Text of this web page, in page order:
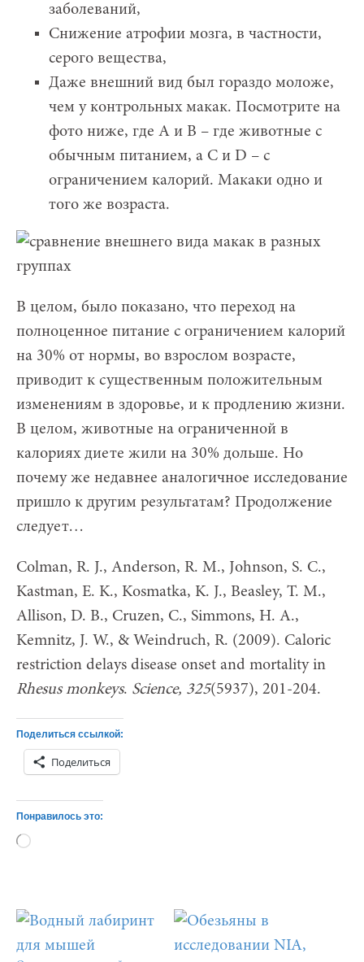
заболеваний,
Снижение атрофии мозга, в частности,
серого вещества,
Даже внешний вид был гораздо моложе,
чем у контрольных макак. Посмотрите на
фото ниже, где A и B – где животные с
обычным питанием, а C и D – с
ограничением калорий. Макаки одно и
того же возраста.
В целом, было показано, что переход на
полноценное питание с ограничением калорий
на 30% от нормы, во взрослом возрасте,
приводит к существенным положительным
изменениям в здоровье, и к продлению жизни.
В целом, животные на ограниченной в
калориях диете жили на 30% дольше. Но
почему же недавнее аналогичное исследование
пришло к другим результатам? Продолжение
следует…
Colman, R. J., Anderson, R. M., Johnson, S. C.,
Kastman, E. K., Kosmatka, K. J., Beasley, T. M.,
Allison, D. B., Cruzen, C., Simmons, H. A.,
Kemnitz, J. W., & Weindruch, R. (2009). Caloric
restriction delays disease onset and mortality in
Rhesus monkeys. Science, 325(5937), 201-204.
Поделиться ссылкой:
Поделиться
Понравилось это:
Загрузка…